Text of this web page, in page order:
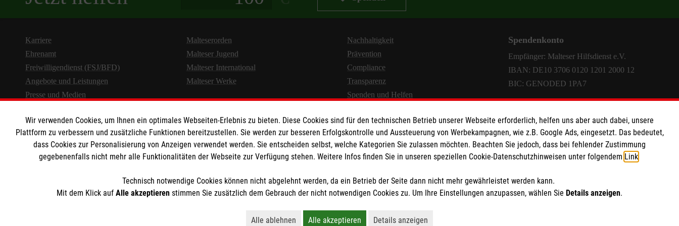
Karriere
Ehrenamt
Freiwilligendienst (FSJ/BFD)
Angebote und Leistungen
Presse und Medien
Malteserorden
Malteser Jugend
Malteser International
Malteser Werke
Nachhaltigkeit
Prävention
Compliance
Transparenz
Spenden und Helfen
Spendenkonto
Empfänger: Malteser Hilfsdienst e.V.
IBAN: DE10 3706 0120 1201 2000 12
BIC: GENODED 1PA7
Newsletter abonnieren
Datenschutz|Barrierefreiheit
Wir verwenden Cookies, um Ihnen ein optimales Webseiten-Erlebnis zu bieten. Diese Cookies sind für den technischen Betrieb unserer Webseite erforderlich, helfen uns aber auch dabei, unsere
Plattform zu verbessern und zusätzliche Funktionen bereitzustellen. Sie werden zur besseren Erfolgskontrolle und Aussteuerung von Werbekampagnen, wie z.B. Google Ads, eingesetzt. Das bedeutet,
dass Cookies zur Personalisierung von Anzeigen verwendet werden. Sie entscheiden selbst, welche Kategorien Sie zulassen möchten. Beachten Sie jedoch, dass bei fehlender Zustimmung
gegebenenfalls nicht mehr alle Funktionalitäten der Webseite zur Verfügung stehen. Weitere Infos finden Sie in unseren speziellen Cookie-Datenschutzhinweisen unter folgendem Link
Technisch notwendige Cookies können nicht abgelehnt werden, da ein Betrieb der Seite dann nicht mehr gewährleistet werden kann.
Mit dem Klick auf Alle akzeptieren stimmen Sie zusätzlich dem Gebrauch der nicht notwendigen Cookies zu. Um Ihre Einstellungen anzupassen, wählen Sie Details anzeigen.
Alle ablehnen
Alle akzeptieren
Details anzeigen